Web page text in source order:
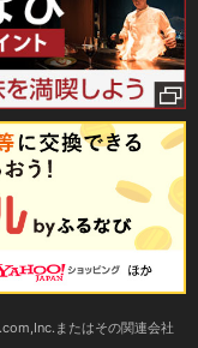
またはその関連会社